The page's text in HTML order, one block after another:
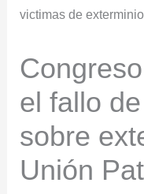
el fallo
sobre
Unión